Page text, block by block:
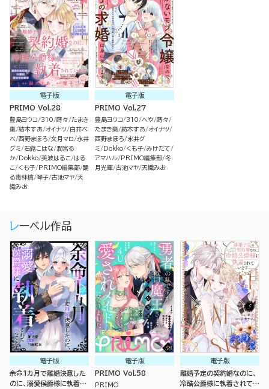
電子版
PRIMO Vol.28
豊島ヨウコ 310 蒔々 たまき
棗 紡木すあ オイナツ 白井べ
べ 西野まほろ 文月マロ
永井
グミ 石蕗こはな 潤宮る
か
Dokko 美波はるこ
はる
こ
くも子 PRIMO編集部 踊
る毒林檎 琴子 古池マヤ 天
織みお
電子版
PRIMO Vol.27
豊島ヨウコ 310 へや 蒔々
たまき棗 紡木すあ オイナツ
西野まほろ
永井グ
ミ
Dokko くも子 みけだて
アマハル
PRIMO編集部 冬
月光輝 古池マヤ 天織みお
レーベル作品
電子版
余命1カ月で離婚決意した
のに、溺愛侯爵様に執着さ
電子版
PRIMO Vol.58
PRIMO
電子版
離婚予定の契約婚なのに、
冷酷公爵様に執着されてい